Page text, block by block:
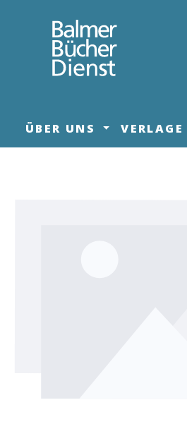
Zur Hauptnavigation
ÜBER UNS VERLAGE